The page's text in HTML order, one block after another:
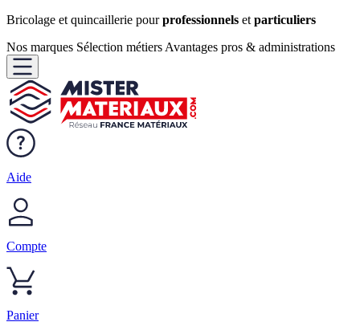
Bricolage et quincaillerie pourprofessionnels et particuliers
Nos marques Sélection métiers Avantages pros & administrations
Aide
Compte
Panier